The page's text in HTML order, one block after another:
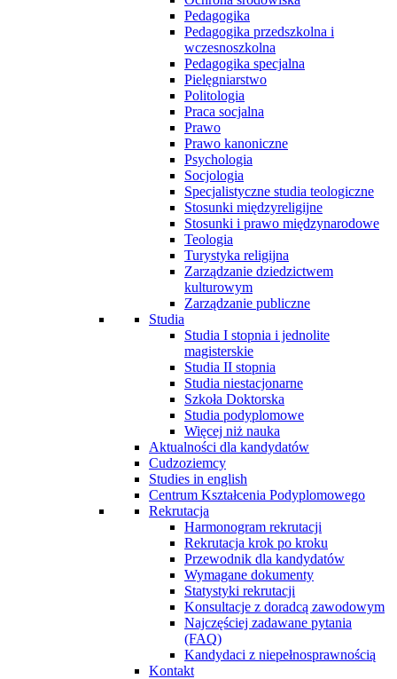
Pedagogika
Pedagogika przedszkolna i
wczesnoszkolna
Pedagogika specjalna
Pielęgniarstwo
Politologia
Praca socjalna
Prawo
Prawo kanoniczne
Psychologia
Socjologia
Specjalistyczne studia teologiczne
Stosunki międzyreligijne
Stosunki i prawo międzynarodowe
Teologia
Turystyka religijna
Zarządzanie dziedzictwem
kulturowym
Zarządzanie publiczne
Studia
Studia I stopnia i jednolite
magisterskie
Studia II stopnia
Studia niestacjonarne
Szkoła Doktorska
Studia podyplomowe
Więcej niż nauka
Aktualności dla kandydatów
Cudzoziemcy
Studies in english
Centrum Kształcenia Podyplomowego
Rekrutacja
Harmonogram rekrutacji
Rekrutacja krok po kroku
Przewodnik dla kandydatów
Wymagane dokumenty
Statystyki rekrutacji
Konsultacje z doradcą zawodowym
Najczęściej zadawane pytania
(FAQ)
Kandydaci z niepełnosprawnością
Kontakt